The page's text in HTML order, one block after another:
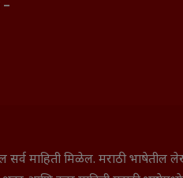
सर्व माहिती मिळेल. मराठी